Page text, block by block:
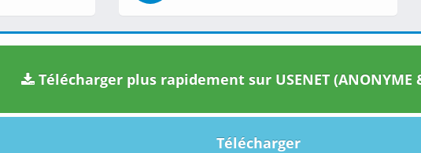
Télécharger plus rapidement sur USENET (ANONYME
Télécharger